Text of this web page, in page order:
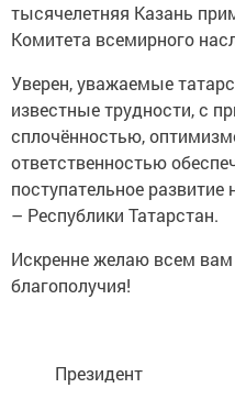
тысячелетняя Казань
Комитета всемирного
Уверен, уважаемые
известные трудности, с
сплочённостью,
ответственностью
поступательное
– Республики Татарстан.
Искренне желаю всем
благополучия!
Президент